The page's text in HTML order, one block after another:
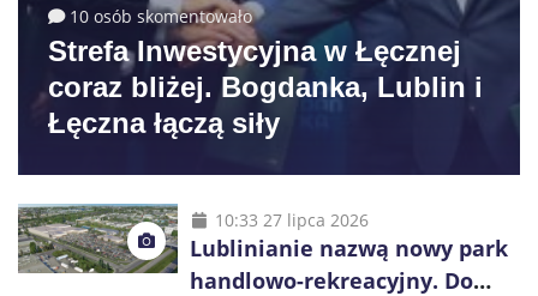
10 osób skomentowało
Strefa Inwestycyjna w Łęcznej
coraz bliżej. Bogdanka, Lublin i
Łęczna łączą siły
10:33 27 lipca 2026
Lublinianie nazwą nowy park
handlowo-rekreacyjny. Do